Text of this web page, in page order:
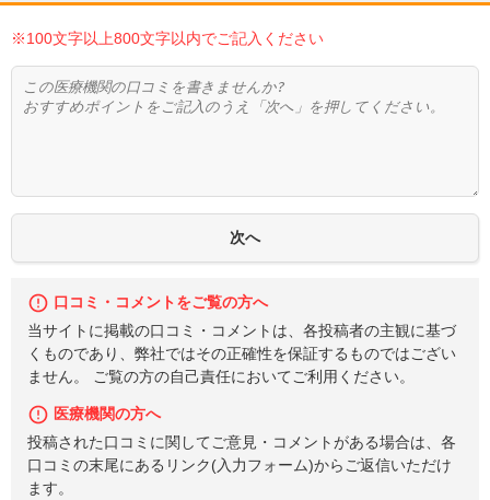
※100文字以上800文字以内でご記入ください
口コミ・コメントをご覧の方へ
当サイトに掲載の口コミ・コメントは、各投稿者の主観に基づ
くものであり、弊社ではその正確性を保証するものではござい
ません。 ご覧の方の自己責任においてご利用ください。
医療機関の方へ
投稿された口コミに関してご意見・コメントがある場合は、各
口コミの末尾にあるリンク(入力フォーム)からご返信いただけ
ます。